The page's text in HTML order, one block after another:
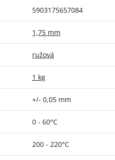
5903175657084
1,75 mm
ružová
1 kg
+/- 0,05 mm
0 - 60°C
200 - 220°C